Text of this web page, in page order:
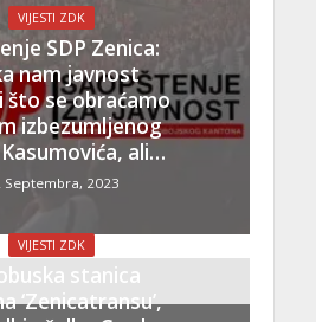
VIJESTI ZDK
SDP Zenica:
nam javnost
se obraćamo
izbezumljenog
ali…
Septembra, 2023
VIJESTI ZDK
stanica
‘Zenicatransu’,